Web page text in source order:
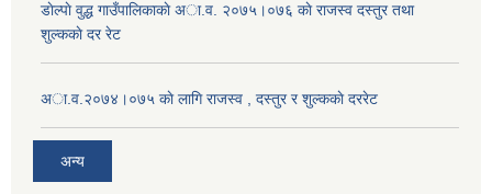
डाेल्पाे वुद्ध गाउँपालिकाकाे अा.व. २०७५।०७६ काे राजस्व दस्तुर तथा
शुल्ककाे दर रेट
अा.व.२०७४।०७५ काे लागि राजस्व , दस्तुर र शुल्ककाे दररेट
अन्य